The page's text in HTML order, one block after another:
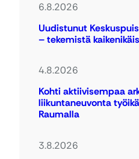
6.8.2026
Uudistunut
– tekemistä
4.8.2026
Kohti aktiivisempaa
liikuntaneuvonta
Raumalla
3.8.2026